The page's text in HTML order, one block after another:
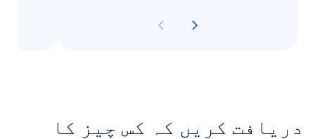
دریافت کریں کہ کس چیز کا